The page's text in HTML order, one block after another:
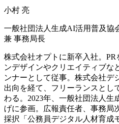
小村 亮
一般社団法人生成AI活用普及協
兼 事務局長
株式会社オプトに新卒入社。
ンデザインやクリエイティブな
ンナーとして従事。株式会社デ
出向を経て、フリーランスとし
わる。2023年、一般社団法人生
げに参画。広報責任者、事務局
採択「公務員デジタル人材育成